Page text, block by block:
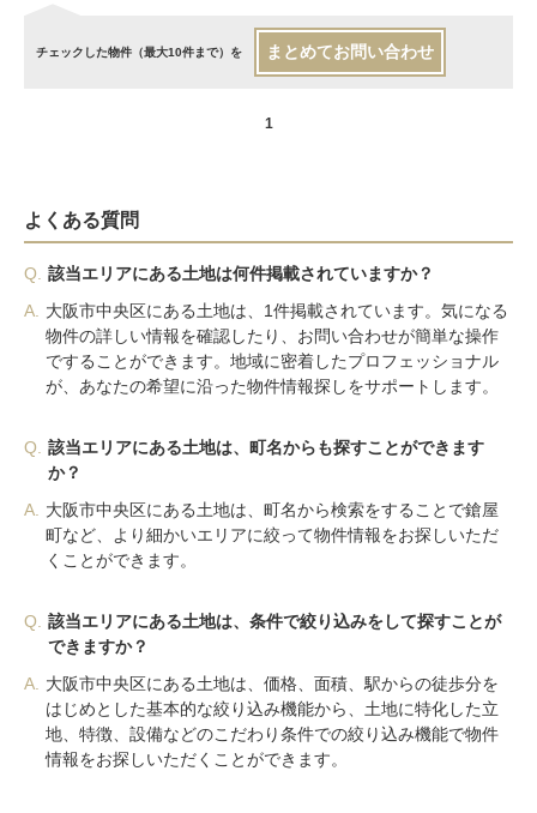
チェックした物件（最大10件まで）を まとめてお問い合わせ
1
よくある質問
Q.
該当エリアにある土地は何件掲載されていますか？
A.
大阪市中央区にある土地は、1件掲載されています。気になる
物件の詳しい情報を確認したり、お問い合わせが簡単な操作
ですることができます。地域に密着したプロフェッショナル
が、あなたの希望に沿った物件情報探しをサポートします。
Q.
該当エリアにある土地は、町名からも探すことができます
か？
A.
大阪市中央区にある土地は、町名から検索をすることで鎗屋
町など、より細かいエリアに絞って物件情報をお探しいただ
くことができます。
Q.
該当エリアにある土地は、条件で絞り込みをして探すことが
できますか？
A.
大阪市中央区にある土地は、価格、面積、駅からの徒歩分を
はじめとした基本的な絞り込み機能から、土地に特化した立
地、特徴、設備などのこだわり条件での絞り込み機能で物件
情報をお探しいただくことができます。